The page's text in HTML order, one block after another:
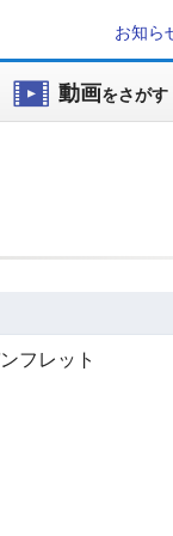
お知ら
動画をさがす
フレット